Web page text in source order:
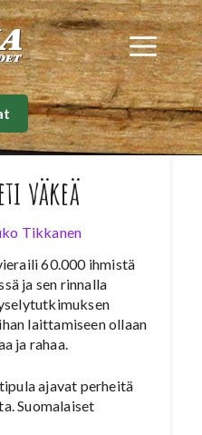
väkeä
Tikkanen
60.000 ihmistä
ja sen rinnalla
laittamiseen ollaan
ja rahaa.
ajavat perheitä
Suomalaiset